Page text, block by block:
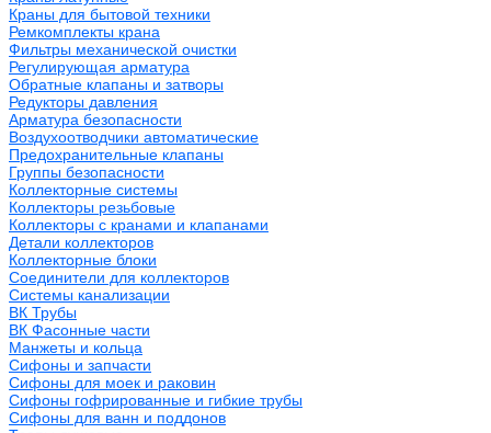
Краны для бытовой техники
Ремкомплекты крана
Фильтры механической очистки
Регулирующая арматура
Обратные клапаны и затворы
Редукторы давления
Арматура безопасности
Воздухоотводчики автоматические
Предохранительные клапаны
Группы безопасности
Коллекторные системы
Коллекторы резьбовые
Коллекторы с кранами и клапанами
Детали коллекторов
Коллекторные блоки
Соединители для коллекторов
Системы канализации
ВК Трубы
ВК Фасонные части
Манжеты и кольца
Сифоны и запчасти
Сифоны для моек и раковин
Сифоны гофрированные и гибкие трубы
Сифоны для ванн и поддонов